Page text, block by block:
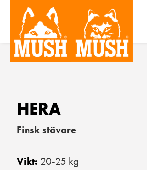
HERA
Finsk stövare
Vikt: 20-25 kg